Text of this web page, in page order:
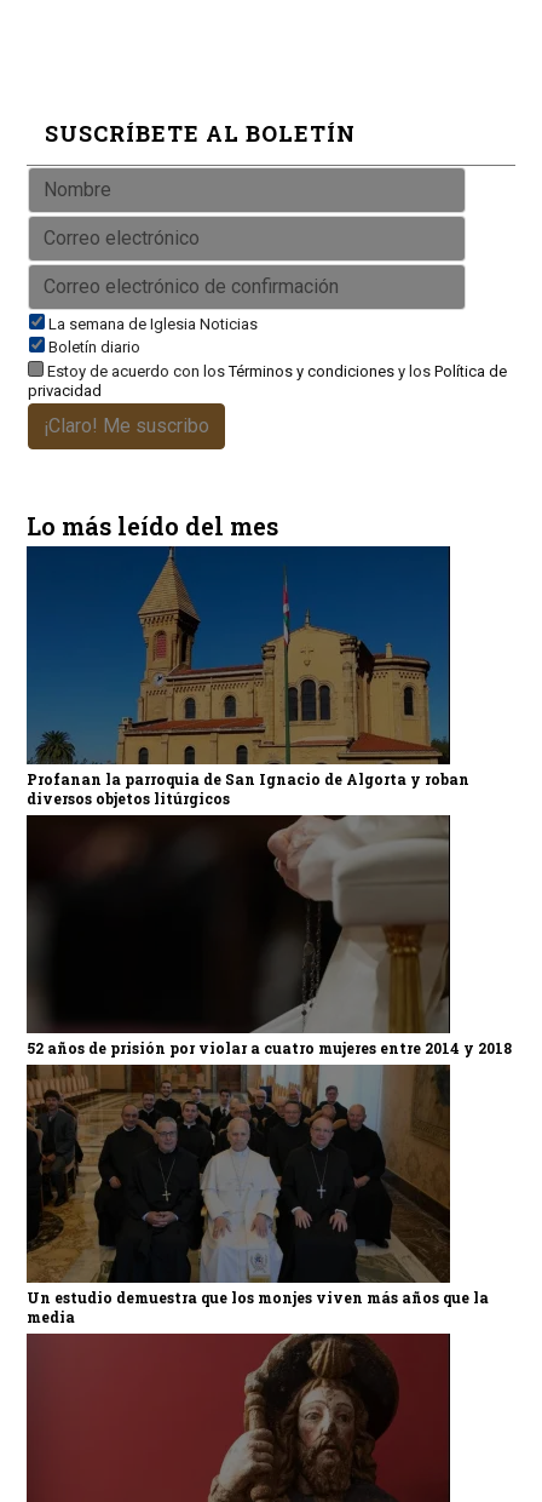
SUSCRÍBETE AL BOLETÍN
La semana de Iglesia Noticias
Boletín diario
Estoy de acuerdo con losTérminos y condicionesy los Política de
privacidad
¡Claro! Me suscribo
Lo más leído del mes
Profanan la parroquia de San Ignacio de Algorta y roban
diversos objetos litúrgicos
52 años de prisión por violar a cuatro mujeres entre 2014 y 2018
Un estudio demuestra que los monjes viven más años que la
media